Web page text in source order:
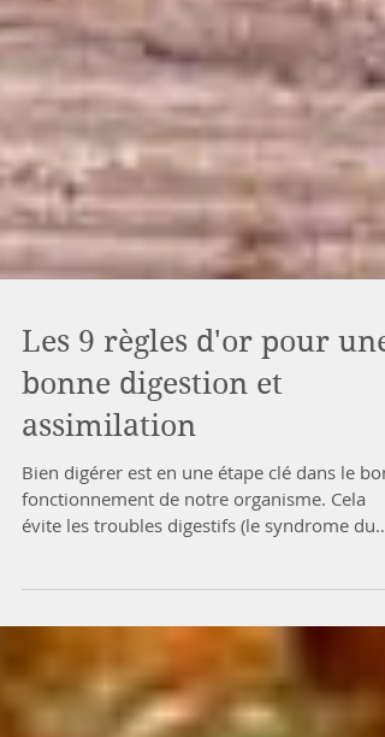
Les 9 règles d'or pour une
bonne digestion et
assimilation
Bien digérer est en une étape clé dans le bon
évite les troubles digestifs (le syndrome du